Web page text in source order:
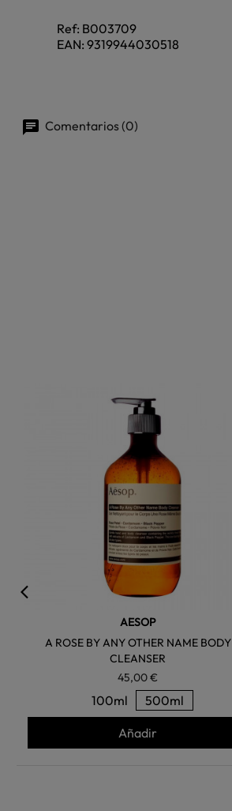
Ref: B003709
EAN: 9319944030518
Comentarios (0)
AESOP
A ROSE BY ANY OTHER NAME BODY
CLEANSER
45,00 €
100ml 500ml
Añadir